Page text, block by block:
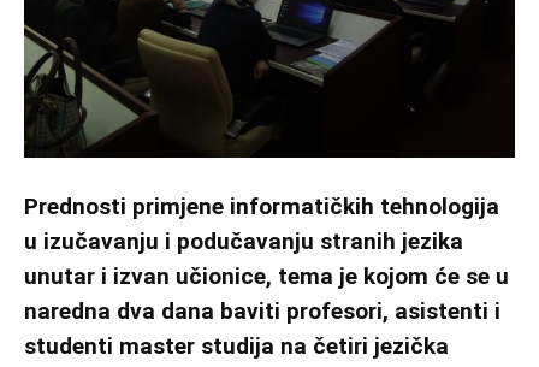
Prednosti primjene informatičkih tehnologija
u izučavanju i podučavanju stranih jezika
unutar i izvan učionice, tema je kojom će se u
naredna dva dana baviti profesori, asistenti i
studenti master studija na četiri jezička